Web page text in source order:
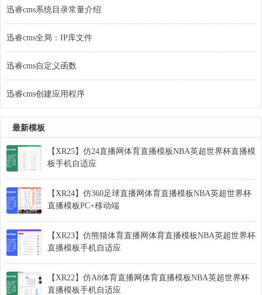
迅睿cms系统目录常量介绍
迅睿cms全局：IP库文件
迅睿cms自定义函数
迅睿cms创建应用程序
最新模板
【XR25】仿24直播网体育直播模板NBA英超世界杯直播模
板手机自适应
【XR24】仿360足球直播网体育直播模板NBA英超世界杯
直播模板PC+移动端
【XR23】仿熊猫体育直播网体育直播模板NBA英超世界杯
直播模板手机自适应
【XR22】仿A8体育直播网体育直播模板NBA英超世界杯
直播模板手机自适应